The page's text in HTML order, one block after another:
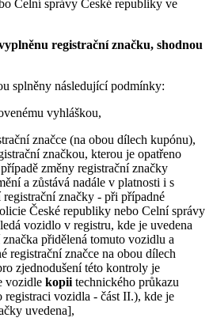
Celní správy České republiky ve
registrační značku, shodnou
splněny následující podmínky:
vyhláškou,
značce (na obou dílech kupónu),
značkou, kterou je opatřeno
změny registrační značky
a zůstává nadále v platnosti i s
značky - při případné
České republiky nebo Celní správy
vozidlo v registru, kde je uvedena
přidělená tomuto vozidlu a
registrační značce na obou dílech
zjednodušení této kontroly je
vozidle kopii technického průkazu
registraci vozidla - část II.), kde je
uvedena],